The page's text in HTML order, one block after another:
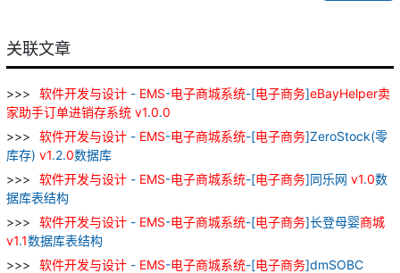
关联文章
软件开发与设计 - EMS-电子商城系统-[电子商务]eBayHelper卖
家助手订单进销存系统 v1.0.0
软件开发与设计 - EMS-电子商城系统-[电子商务]ZeroStock(零
库存) v1.2.0数据库
软件开发与设计 - EMS-电子商城系统-[电子商务]同乐网 v1.0数
据库表结构
软件开发与设计 - EMS-电子商城系统-[电子商务]长登母婴商城
v1.1数据库表结构
软件开发与设计 - EMS-电子商城系统-[电子商务]dmSOBC